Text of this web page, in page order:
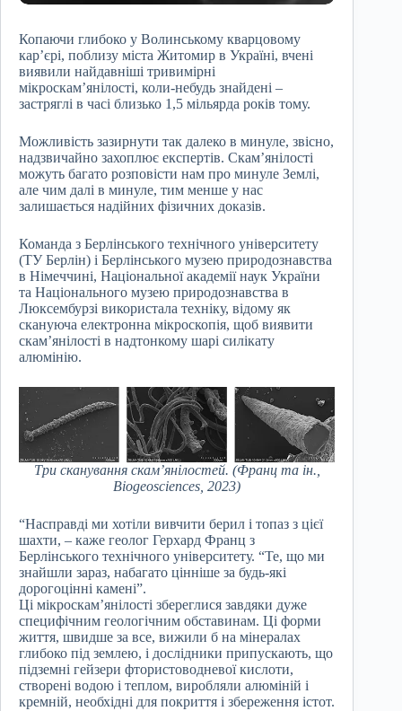
Копаючи глибоко у Волинському кварцовому
кар’єрі, поблизу міста Житомир в Україні, вчені
виявили найдавніші тривимірні
мікроскам’янілості, коли-небудь знайдені –
застряглі в часі близько 1,5 мільярда років тому.
Можливість зазирнути так далеко в минуле, звісно,
надзвичайно захоплює експертів. Скам’янілості
можуть багато розповісти нам про минуле Землі,
але чим далі в минуле, тим менше у нас
залишається надійних фізичних доказів.
Команда з Берлінського технічного університету
(ТУ Берлін) і Берлінського музею природознавства
в Німеччині, Національної академії наук України
та Національного музею природознавства в
Люксембурзі використала техніку, відому як
скануюча електронна мікроскопія, щоб виявити
скам’янілості в надтонкому шарі силікату
алюмінію.
Три сканування скам’янілостей. (Франц та ін.,
Biogeosciences, 2023)
“Насправді ми хотіли вивчити берил і топаз з цієї
шахти, – каже геолог Герхард Франц з
Берлінського технічного університету. “Те, що ми
знайшли зараз, набагато цінніше за будь-які
дорогоцінні камені”.
Ці мікроскам’янілості збереглися завдяки дуже
специфічним геологічним обставинам. Ці форми
життя, швидше за все, вижили б на мінералах
глибоко під землею, і дослідники припускають, що
підземні гейзери фтористоводневої кислоти,
створені водою і теплом, виробляли алюміній і
кремній, необхідні для покриття і збереження істот.